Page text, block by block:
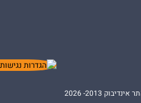
2013- 2026